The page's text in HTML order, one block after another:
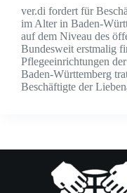
ver.di fordert für
im Alter in Baden-
auf dem Niveau des
Bundesweit erstmalig
Pflegeeinrichtungen
Baden-Württemberg
Beschäftigte der